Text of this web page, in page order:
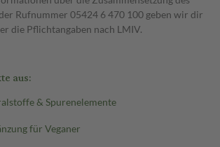
Rufnummer 05424 6 470 100 geben wir dir
die Pflichtangaben nach LMIV.
aus:
& Spurenelemente
für Veganer